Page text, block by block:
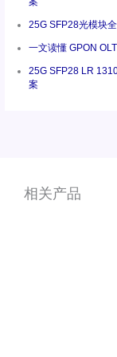
25G SFP28光模块
一文读懂 GPON
25G SFP28 LR
案
相关产品